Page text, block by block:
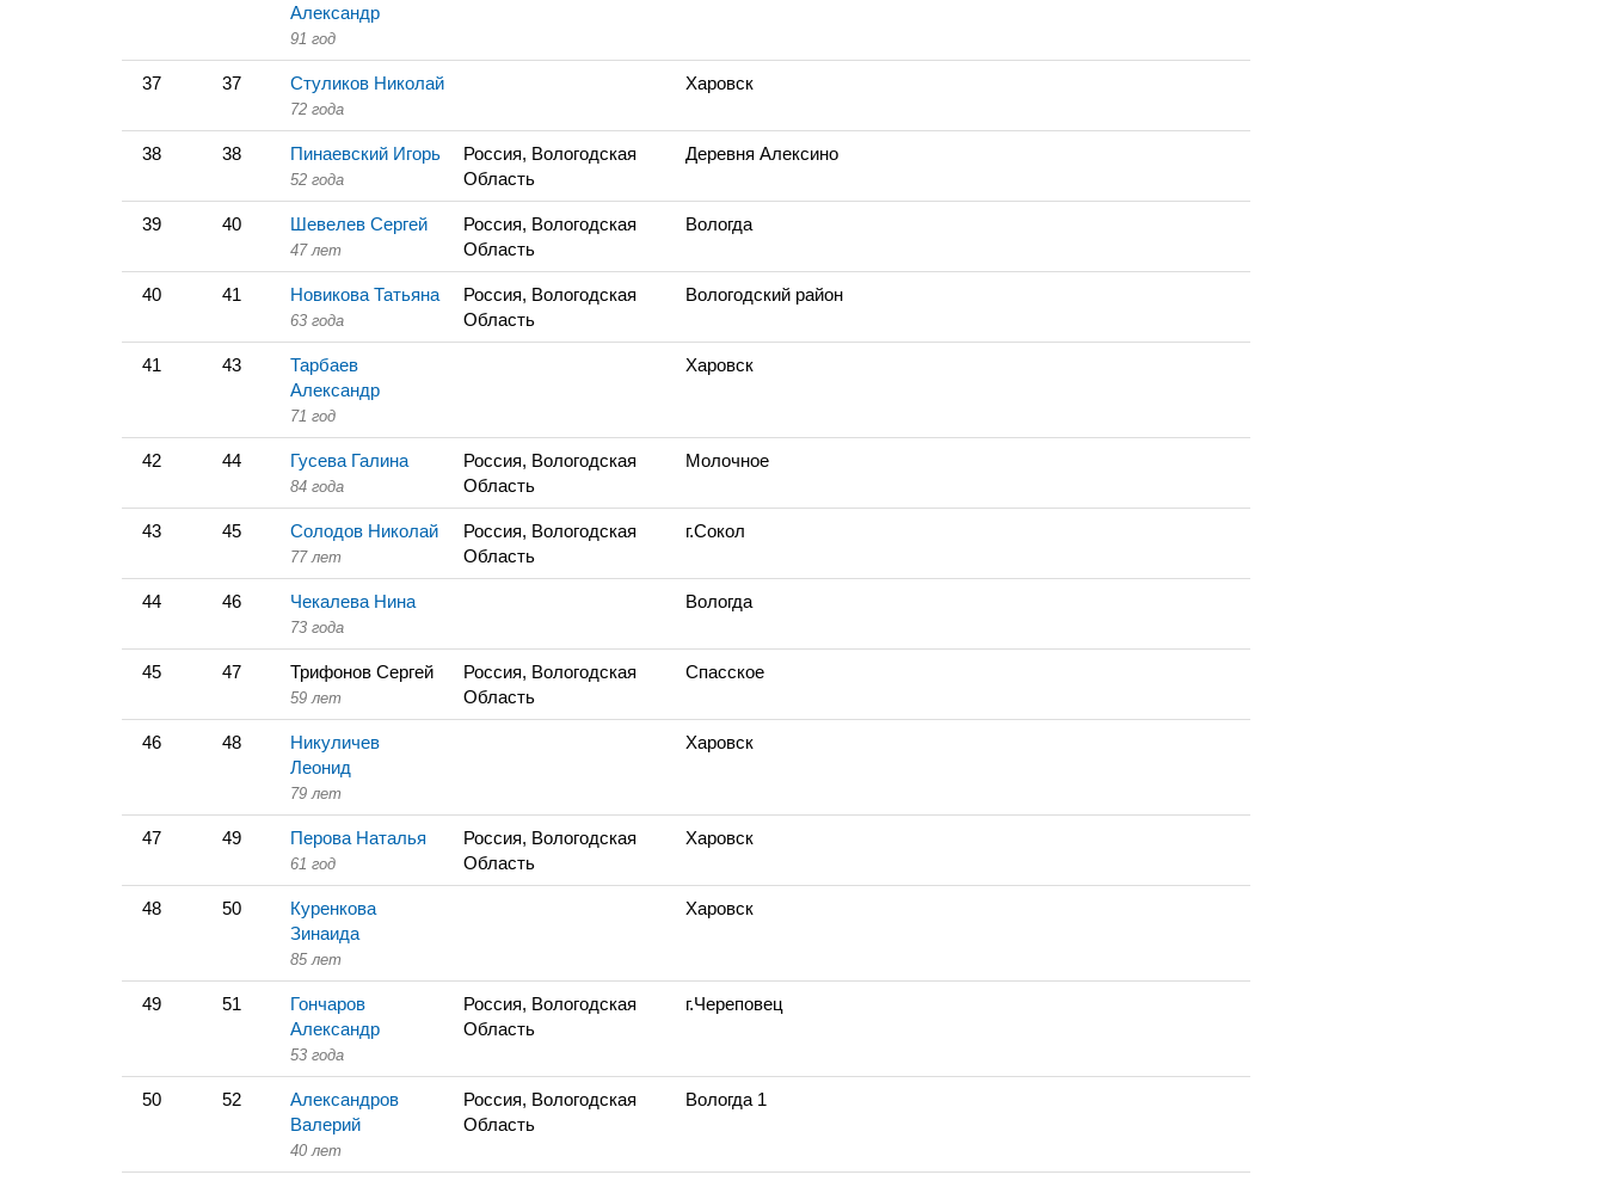
Александр
91 год
37 37 Стуликов Николай
72 года
Харовск
38 38 Пинаевский Игорь
52 года
Россия, Вологодская
Область
Деревня Алексино
39 40 Шевелев Сергей
47 лет
Россия, Вологодская
Область
Вологда
40 41 Новикова Татьяна
63 года
Россия, Вологодская
Область
Вологодский район
41 43
Тарбаев
Александр
71 год
Харовск
42 44 Гусева Галина
84 года
Россия, Вологодская
Область
Молочное
43 45 Солодов Николай
77 лет
Россия, Вологодская
Область
г.Сокол
44 46 Чекалева Нина
73 года
Вологда
45 47 Трифонов Сергей
59 лет
Россия, Вологодская
Область
Спасское
46 48
Никуличев
Леонид
79 лет
Харовск
47 49 Перова Наталья
61 год
Россия, Вологодская
Область
Харовск
48 50
Куренкова
Зинаида
85 лет
Харовск
49 51
Гончаров
Александр
53 года
Россия, Вологодская
Область
г.Череповец
50 52
Александров
Валерий
40 лет
Россия, Вологодская
Область
Вологда 1